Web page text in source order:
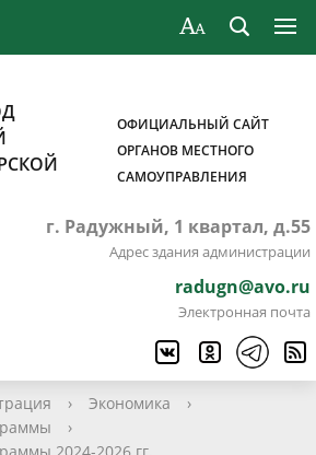
ОФИЦИАЛЬНЫЙ САЙТ
ОРГАНОВ МЕСТНОГО
САМОУПРАВЛЕНИЯ
г. Радужный, 1 квартал, д.55
Адрес здания администрации
radugn@avo.ru
Электронная почта
› Экономика
›
›